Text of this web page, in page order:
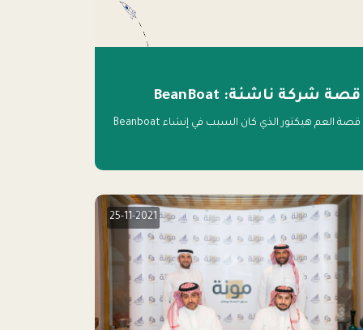
قصة شركة ناشئة: BeanBoat
قصة العم هيكتور الذي كان السبب في إنشاء Beanboat
25-11-2021